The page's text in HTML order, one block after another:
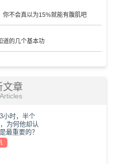
你不会真以为15%就能有腹肌吧
道的几个基本功
文章
小时，半个
为何他却认
最重要的？